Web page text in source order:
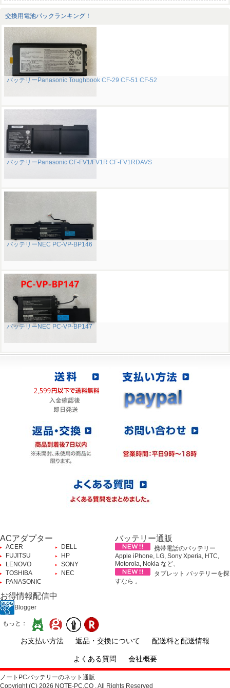
交換用電池パックランキング！
バッテリーPanasonic Toughbook CF-29 CF-51 CF-52
バッテリーPanasonic CF-FV1/FV1R CF-FV1RDAVS
バッテリーNEC PC-VP-BP146
バッテリーNEC PC-VP-BP147
ACアダプター
ACER
DELL
FUJITSU
HP
LENOVO
SONY
TOSHIBA
NEC
PANASONIC
バッテリー通販
携帯電話のバッテリー
Apple iPhone, LG, Sony Xperia, HTC,
Motorola, Nokia など、
タブレット バッテリーを探
すなら 。
お得情報配信中
Blogger
もっと：
お支払い方法 返品・交換について 配送料と配送情報
よくある質問 会社概要
ノートPCバッテリーのネット通販
Copyright (C) 2026 NOTE-PC.CO . All Rights Reserved